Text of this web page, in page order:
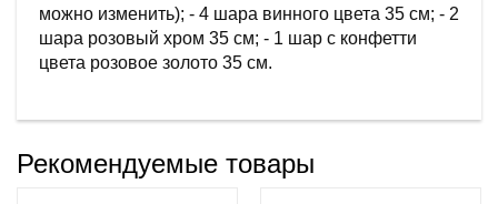
можно изменить); - 4 шара винного цвета 35 см; - 2
шара розовый хром 35 см; - 1 шар с конфетти
цвета розовое золото 35 см.
Рекомендуемые товары